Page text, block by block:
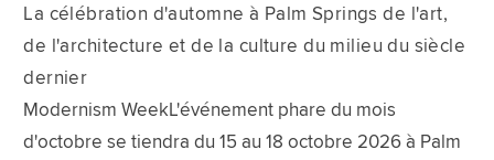
La célébration d'automne à Palm Springs de l'art,
de l'architecture et de la culture du milieu du siècle
dernier
Modernism WeekL'événement phare du mois
d'octobre se tiendra du 15 au 18 octobre 2026 à Palm